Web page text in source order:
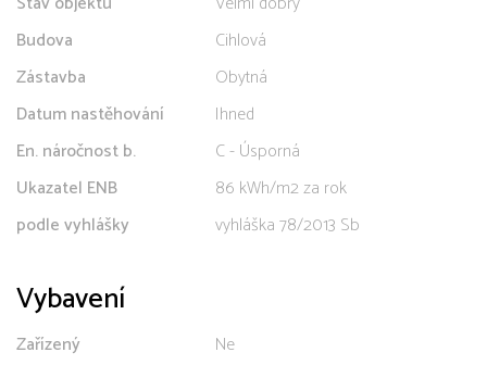
Budova
Cihlová
Zástavba
Obytná
Datum nastěhování
Ihned
En. náročnost b.
C - Úsporná
Ukazatel ENB
86 kWh/m2 za rok
podle vyhlášky
vyhláška 78/2013 Sb
Vybavení
Zařízený
Ne